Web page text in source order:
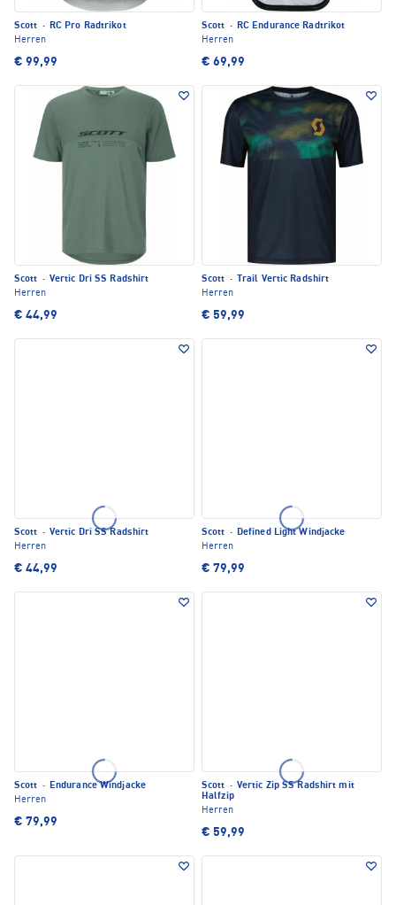
Scott · RC Pro Radtrikot
Herren
€ 99,99
Scott · RC Endurance Radtrikot
Herren
€ 69,99
Scott · Vertic Dri SS Radshirt
Herren
€ 44,99
Scott ·
Trail Vertic Radshirt
Herren
€ 59,99
Scott · Vertic Dri SS Radshirt
Herren
€ 44,99
Scott · Defined Light Windjacke
Herren
€ 79,99
Scott · Endurance Windjacke
Herren
€ 79,99
Scott · Vertic Zip SS Radshirt mit
Halfzip
Herren
€ 59,99